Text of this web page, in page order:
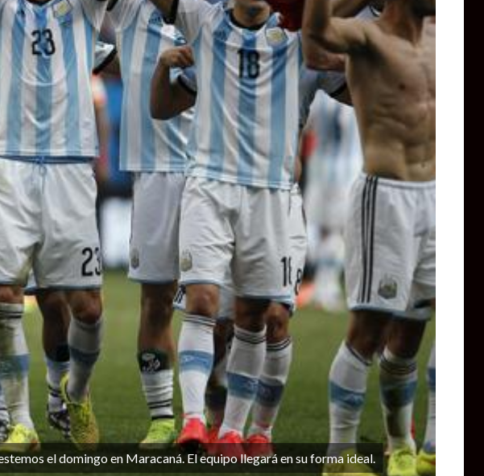
el domingo en Maracaná. El equipo llegará en su forma ideal.